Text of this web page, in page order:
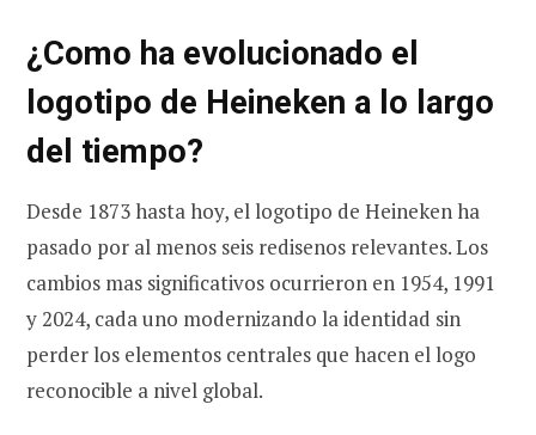
¿Como ha evolucionado el
logotipo de Heineken a lo largo
del tiempo?
Desde 1873 hasta hoy, el logotipo de Heineken ha
pasado por al menos seis redisenos relevantes. Los
cambios mas significativos ocurrieron en 1954, 1991
y 2024, cada uno modernizando la identidad sin
perder los elementos centrales que hacen el logo
reconocible a nivel global.